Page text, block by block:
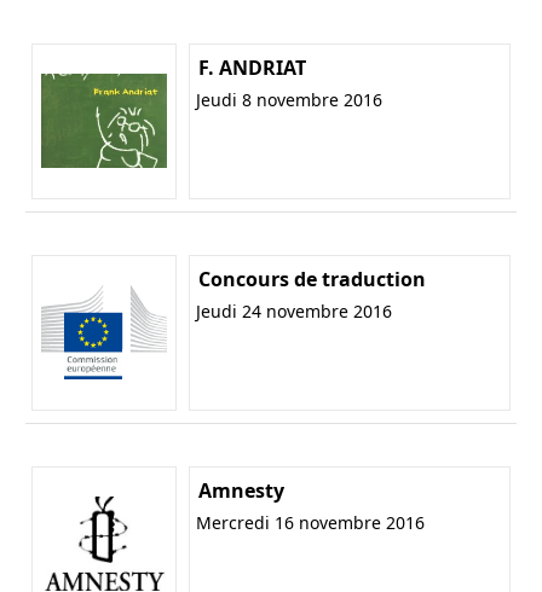
F. ANDRIAT
Jeudi 8 novembre 2016
Concours de traduction
Jeudi 24 novembre 2016
Amnesty
Mercredi 16 novembre 2016